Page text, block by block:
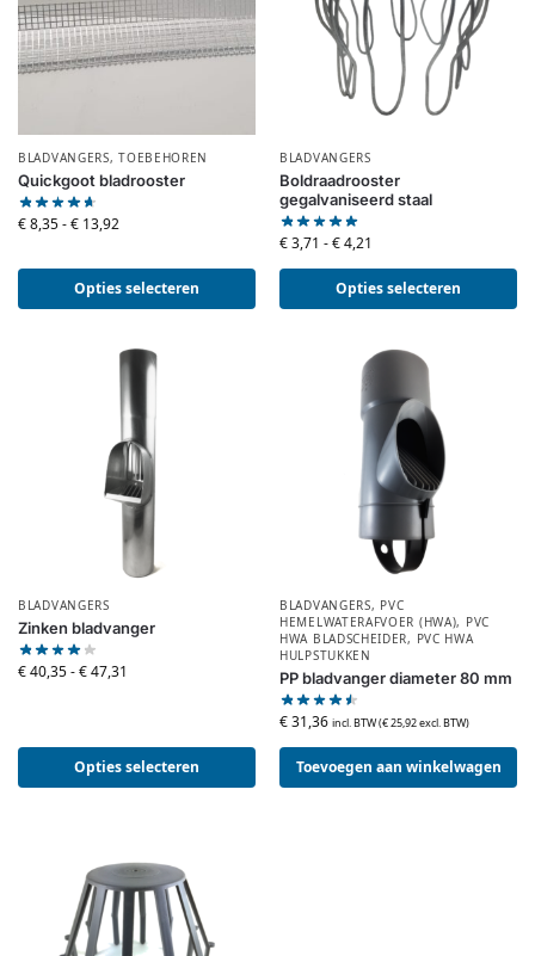
BLADVANGERS,TOEBEHOREN
Quickgoot bladrooster
€8,35-€ 13,92
Opties selecteren
BLADVANGERS
Boldraadrooster
gegalvaniseerd staal
€3,71 -€4,21
Opties selecteren
BLADVANGERS
Zinken bladvanger
€40,35-€47,31
Opties selecteren
BLADVANGERS, PVC
HEMELWATERAFVOER (HWA), PVC
HWA BLADSCHEIDER, PVC HWA
HULPSTUKKEN
PP bladvanger diameter 80 mm
€31,36 incl. BTW (€25,92excl. BTW)
Toevoegen aan winkelwagen